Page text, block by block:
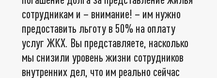
сотрудникам и – внимание! – им нужно
предоставить льготу в 50% на оплату
услуг ЖКХ. Вы представляете, насколько
мы снизили уровень жизни сотрудников
внутренних дел, что им реально сейчас